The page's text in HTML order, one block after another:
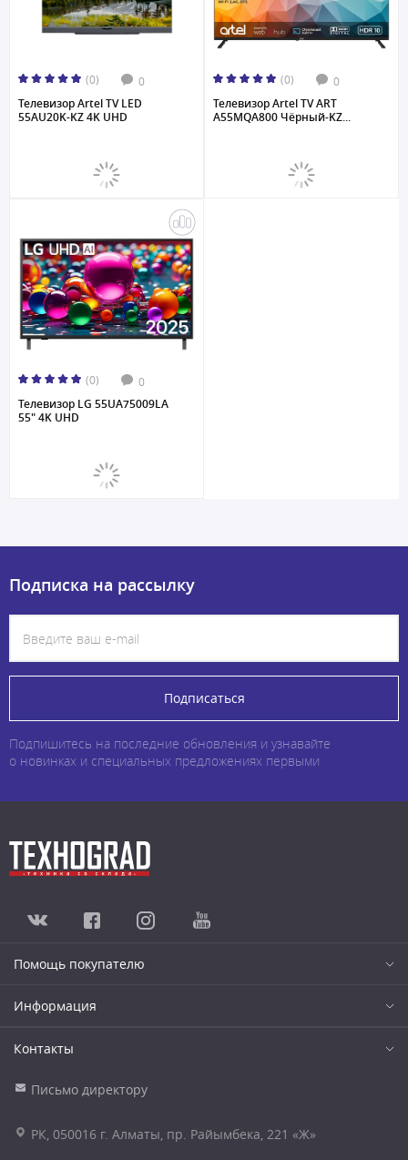
(0) 0
Телевизор Artel TV LED
55AU20K-KZ 4K UHD
(0) 0
Телевизор Artel TV ART
A55MQA800 Чёрный-KZ...
(0) 0
Телевизор LG 55UA75009LA
55" 4K UHD
Подписка на рассылку
Подписаться
Подпишитесь на последние обновления и узнавайте
о новинках и специальных предложениях первыми
Помощь покупателю
Информация
Контакты
Письмо директору
РК, 050016 г. Алматы, пр. Райымбека, 221 «Ж»